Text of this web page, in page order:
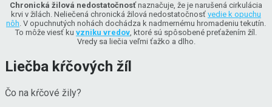
Chronická žilová nedostatočnosťnaznačuje, že je narušená cirkulácia
krvi v žilách. Neliečená chronická žilová nedostatočnosť vedie k opuchu
nôh. V opuchnutých nohách dochádza k nadmernému hromadeniu tekutín.
To môže viesť ku vzniku vredov, ktoré sú spôsobené preťažením žíl.
Vredy sa liečia veľmi ťažko a dlho.
Liečba kŕčových žíl
Čo na kŕčové žily?